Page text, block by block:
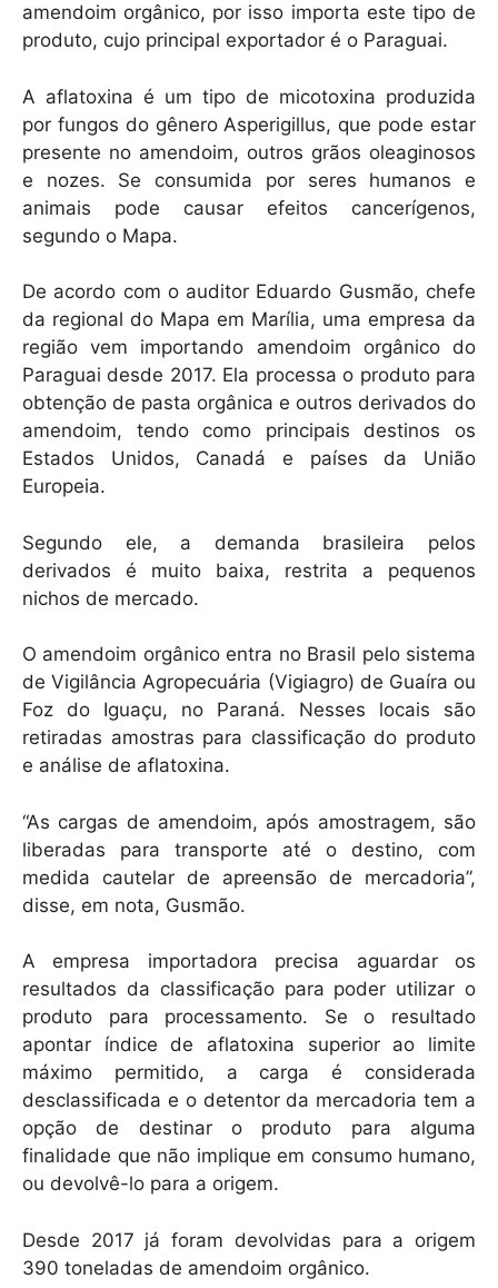
amendoim orgânico, por isso importa este tipo de
produto, cujo principal exportador é o Paraguai.
A aflatoxina é um tipo de micotoxina produzida
por fungos do gênero Asperigillus, que pode estar
presente no amendoim, outros grãos oleaginosos
e nozes. Se consumida por seres humanos e
animais pode causar efeitos cancerígenos,
segundo o Mapa.
De acordo com o auditor Eduardo Gusmão, chefe
da regional do Mapa em Marília, uma empresa da
região vem importando amendoim orgânico do
Paraguai desde 2017. Ela processa o produto para
obtenção de pasta orgânica e outros derivados do
amendoim, tendo como principais destinos os
Estados Unidos, Canadá e países da União
Europeia.
Segundo ele, a demanda brasileira pelos
derivados é muito baixa, restrita a pequenos
nichos de mercado.
O amendoim orgânico entra no Brasil pelo sistema
de Vigilância Agropecuária (Vigiagro) de Guaíra ou
Foz do Iguaçu, no Paraná. Nesses locais são
retiradas amostras para classificação do produto
e análise de aflatoxina.
“As cargas de amendoim, após amostragem, são
liberadas para transporte até o destino, com
medida cautelar de apreensão de mercadoria”,
disse, em nota, Gusmão.
A empresa importadora precisa aguardar os
resultados da classificação para poder utilizar o
produto para processamento. Se o resultado
apontar índice de aflatoxina superior ao limite
máximo permitido, a carga é considerada
desclassificada e o detentor da mercadoria tem a
opção de destinar o produto para alguma
finalidade que não implique em consumo humano,
ou devolvê-lo para a origem.
Desde 2017 já foram devolvidas para a origem
390 toneladas de amendoim orgânico.